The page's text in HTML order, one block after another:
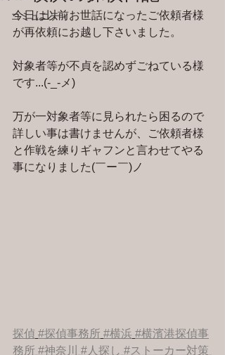
コミュニティ
今日は以前お世話になったご依頼者様
が再依頼にお越し下さいました。
対象者等が不貞を認めずごねている様
です...(-_-メ)
万が一対象者等に見られたら困るので
詳しい事は書けませんが、ご依頼者様
と作戦を練りギャフンと言わせてやる
事になりました(￣ー￣)ノ
探偵 #探偵事務所 #横浜 #横濱港探偵事
務所 #神奈川 #人探し #ストーカー対策